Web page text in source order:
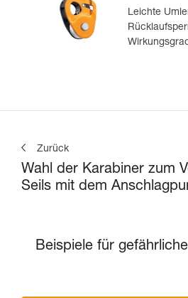
Leichte
Zurück
Wahl der Karabiner zum
Seils mit dem
Beispiele für